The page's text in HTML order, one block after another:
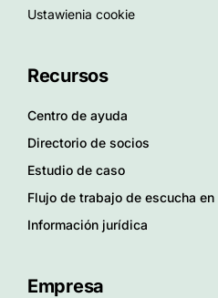
Ustawienia cookie
Recursos
Centro de ayuda
Directorio de socios
Estudio de caso
Flujo de trabajo de escucha
Información jurídica
Empresa